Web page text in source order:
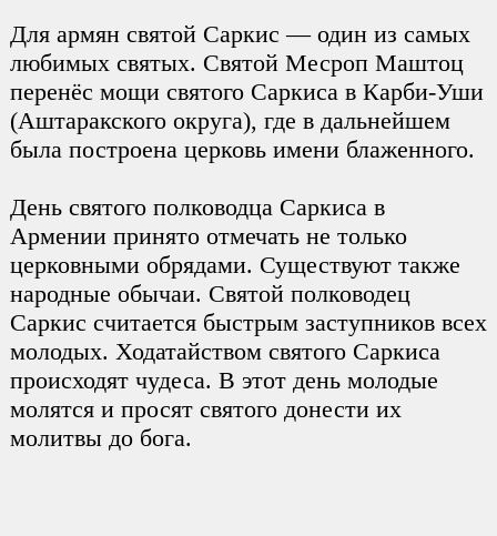
Для армян святой Саркис — один из самых
любимых святых. Святой Месроп Маштоц
перенёс мощи святого Саркиса в Карби-Уши
(Аштаракского округа), где в дальнейшем
была построена церковь имени блаженного.
День святого полководца Саркиса в
Армении принято отмечать не только
церковными обрядами. Существуют также
народные обычаи. Святой полководец
Саркис считается быстрым заступников всех
молодых. Ходатайством святого Саркиса
происходят чудеса. В этот день молодые
молятся и просят святого донести их
молитвы до бога.